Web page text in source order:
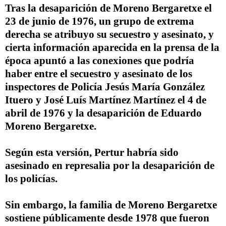
Tras la desaparición de Moreno Bergaretxe el
23 de junio de 1976, un grupo de extrema
derecha se atribuyo su secuestro y asesinato, y
cierta información aparecida en la prensa de la
época apuntó a las conexiones que podría
haber entre el secuestro y asesinato de los
inspectores de Policía Jesús María González
Ituero y José Luís Martínez Martínez el 4 de
abril de 1976 y la desaparición de Eduardo
Moreno Bergaretxe.
Según esta versión, Pertur habría sido
asesinado en represalia por la desaparición de
los policías.
Sin embargo, la familia de Moreno Bergaretxe
sostiene públicamente desde 1978 que fueron